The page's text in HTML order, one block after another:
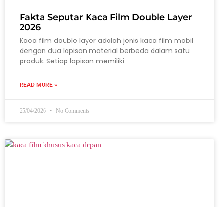
Fakta Seputar Kaca Film Double Layer
2026
Kaca film double layer adalah jenis kaca film mobil
dengan dua lapisan material berbeda dalam satu
produk. Setiap lapisan memiliki
READ MORE »
25/04/2026 No Comments